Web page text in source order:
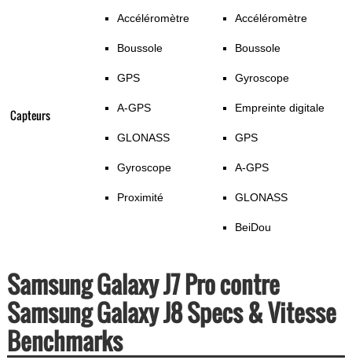
Capteurs
Accéléromètre
Boussole
GPS
A-GPS
GLONASS
Gyroscope
Proximité
Accéléromètre
Boussole
Gyroscope
Empreinte digitale
GPS
A-GPS
GLONASS
BeiDou
Samsung Galaxy J7 Pro contre
Samsung Galaxy J8 Specs & Vitesse
Benchmarks